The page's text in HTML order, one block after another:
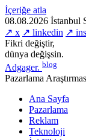
İçeriğe atla
08.08.2026 İstanbul
↗ x ↗ linkedin ↗
Fikri değiştir,
dünya değişsin.
Adgager. blog
Pazarlama
Ana Sayfa
Pazarlama
Reklam
Teknoloji